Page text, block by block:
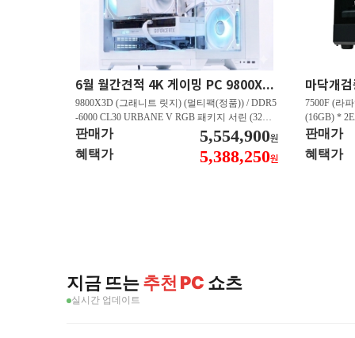
6월 월간견적 4K 게이밍 PC 9800X3D RTX 5080 GY512
9800X3D (그래니트 릿지) (멀티팩(정품)) / DDR5
-6000 CL30 URBANE V RGB 패키지 서린 (32GB
(16Gx2)) / B850M-PLUS WIFI7 W 대원씨티에스 /
지포스 RTX 5080 AERO OC SFF D7 16GB 제이
씨현 / EXCERIA 히트싱크 M.2 NVMe (2TB)
판매가 5,554,900원
혜택가 5,388,250원
7500F (라
(16GB) *
즈윈 / 지포
CN600
판매가
혜택가
지금 뜨는추천 PC 쇼츠
실시간 업데이트